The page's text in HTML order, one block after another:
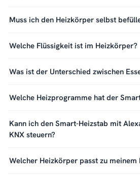
Muss ich den Heizkörper selbst
Welche Flüssigkeit ist im Heizkörper?
Was ist der Unterschied zwischen
Welche Heizprogramme hat der
Kann ich den Smart-Heizstab mit
KNX steuern?
Welcher Heizkörper passt zu meinem